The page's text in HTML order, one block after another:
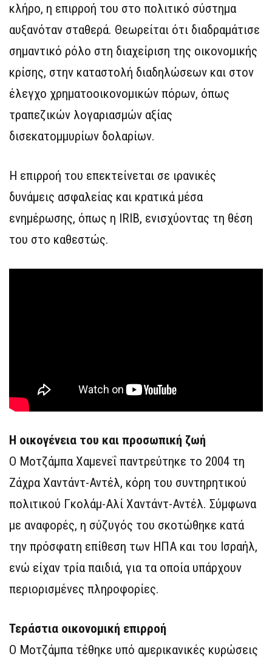
κλήρο, η επιρροή του στο πολιτικό σύστημα
αυξανόταν σταθερά. Θεωρείται ότι διαδραμάτισε
σημαντικό ρόλο στη διαχείριση της οικονομικής
κρίσης, στην καταστολή διαδηλώσεων και στον
έλεγχο χρηματοοικονομικών πόρων, όπως
τραπεζικών λογαριασμών αξίας
δισεκατομμυρίων δολαρίων.
Η επιρροή του επεκτείνεται σε ιρανικές
δυνάμεις ασφαλείας και κρατικά μέσα
ενημέρωσης, όπως η IRIB, ενισχύοντας τη θέση
του στο καθεστώς.
Η οικογένεια του και προσωπική ζωή
Ο Μοτζάμπα Χαμενεΐ παντρεύτηκε το 2004 τη
Ζάχρα Χαντάντ-Αντέλ, κόρη του συντηρητικού
πολιτικού Γκολάμ-Αλί Χαντάντ-Αντέλ. Σύμφωνα
με αναφορές, η σύζυγός του σκοτώθηκε κατά
την πρόσφατη επίθεση των ΗΠΑ και του Ισραήλ,
ενώ είχαν τρία παιδιά, για τα οποία υπάρχουν
περιορισμένες πληροφορίες.
Τεράστια οικονομική επιρροή
Ο Μοτζάμπα τέθηκε υπό αμερικανικές κυρώσεις